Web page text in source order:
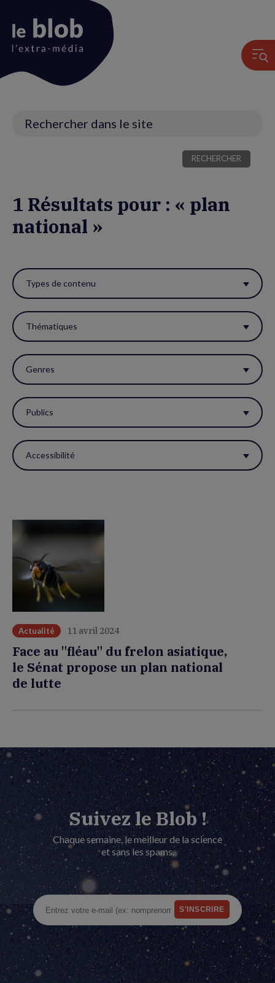
1 Résultats pour : « plan
national »
ces
filtres
pour
réactualiser
la
page.
Types de contenu
Thématiques
Genres
Publics
Accessibilité
Actualité 11 avril 2024
Face au "fléau" du frelon asiatique,
le Sénat propose un plan national
de lutte
Suivez le Blob !
Chaque semaine, le meilleur de la science
et sans les spams.